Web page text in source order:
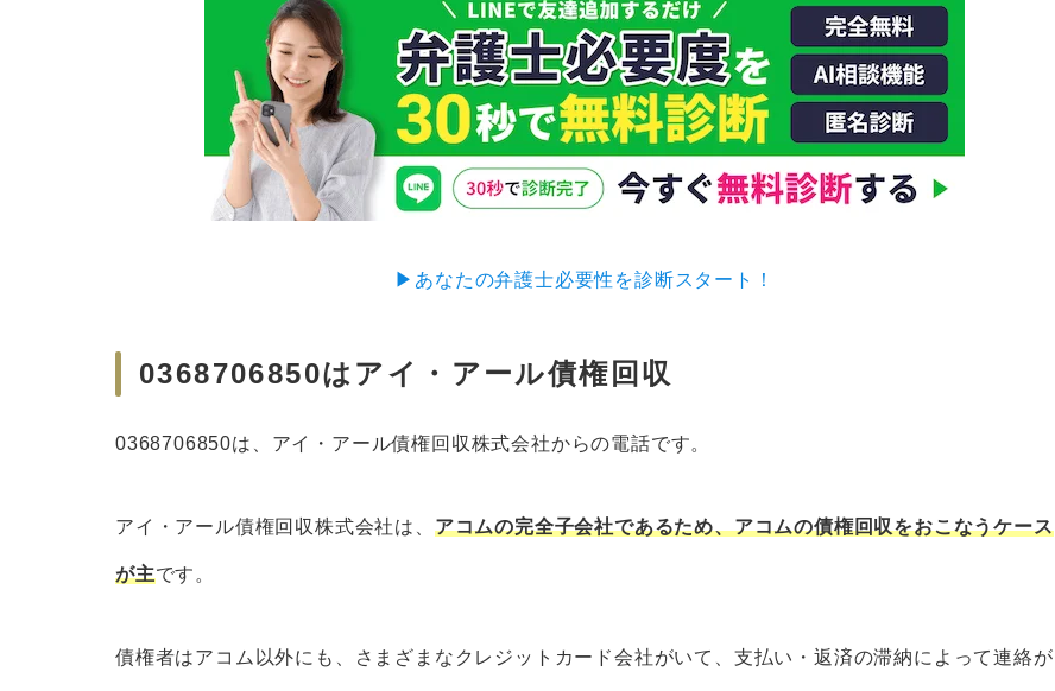
▶︎あなたの弁護士必要性を診断スタート！
0368706850はアイ・アール債権回収
0368706850は、アイ・アール債権回収株式会社からの電話です。
アイ・アール債権回収株式会社は、 アコムの完全子会社であるため、アコムの債権回収をおこなうケース
が主です。
債権者はアコム以外にも、さまざまなクレジットカード会社がいて、支払い・返済の滞納によって連絡が